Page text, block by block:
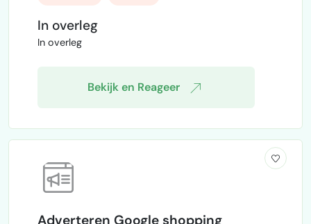
LinkedIn marketing. Door onze snelle groei
merk ik dat ik zelf minder tijd heb om actief
nieuwe bedrijven te benaderen, waardoor
In overleg
In overleg
Bekijk en Reageer
Adverteren Google shopping